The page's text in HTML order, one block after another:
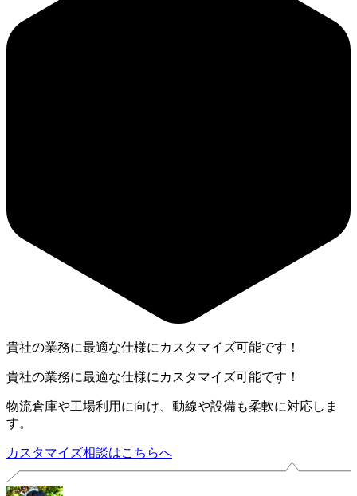
貴社の業務に最適な仕様にカスタマイズ可能です！
貴社の業務に最適な仕様にカスタマイズ可能です！
物流倉庫や工場利用に向け、動線や設備も柔軟に対応しま
す。
カスタマイズ相談はこちらへ